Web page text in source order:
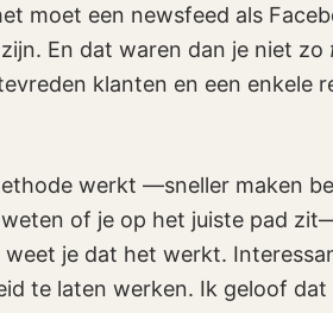
moet een newsfeed als
En dat waren dan je niet zo
klanten en een enkele
werkt —sneller maken
of je op het juiste pad
je dat het werkt.
te laten werken. Ik geloof